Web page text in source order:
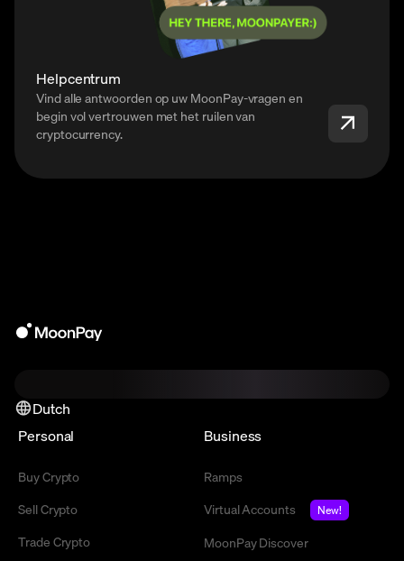
Helpcentrum
Vind alle antwoorden op uw MoonPay-vragen en
begin vol vertrouwen met het ruilen van
cryptocurrency.
Dutch
Personal
Buy Crypto
Sell Crypto
Trade Crypto
Business
Ramps
Virtual Accounts
New!
MoonPay Discover